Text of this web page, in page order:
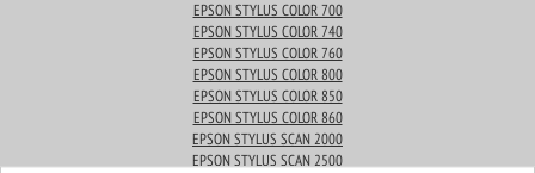
EPSON STYLUS COLOR 700
EPSON STYLUS COLOR 740
EPSON STYLUS COLOR 760
EPSON STYLUS COLOR 800
EPSON STYLUS COLOR 850
EPSON STYLUS COLOR 860
EPSON STYLUS SCAN 2000
EPSON STYLUS SCAN 2500